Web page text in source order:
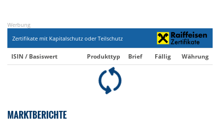
Werbung
Zertifikate mit Kapitalschutz oder Teilschutz
ISIN / Basiswert Produkttyp Brief Fällig Währung
MARKTBERICHTE